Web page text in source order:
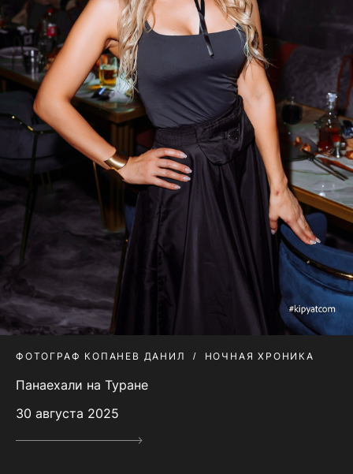
ФОТОГРАФ КОПАНЕВ ДАНИЛ НОЧНАЯ ХРОНИКА
Панаехали на Туране
30 августа 2025